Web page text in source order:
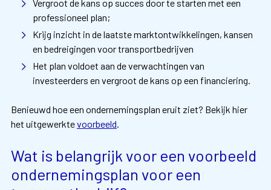
Vergroot de kans op succes door te starten met een
professioneel plan;
Krijg inzicht in de laatste marktontwikkelingen, kansen
en bedreigingen voor transportbedrijven
Het plan voldoet aan de verwachtingen van
investeerders en vergroot de kans op een financiering.
Benieuwd hoe een ondernemingsplan eruit ziet? Bekijk hier
het uitgewerktevoorbeeld.
Wat is belangrijk voor een voorbeeld
ondernemingsplan voor een